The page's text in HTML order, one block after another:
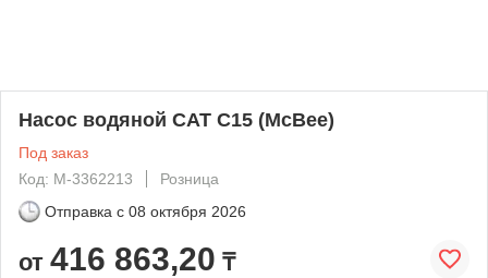
Насос водяной CAT C15 (McBee)
Под заказ
Код: M-3362213
Розница
Отправка с 08 октября 2026
от 416 863,20 ₸